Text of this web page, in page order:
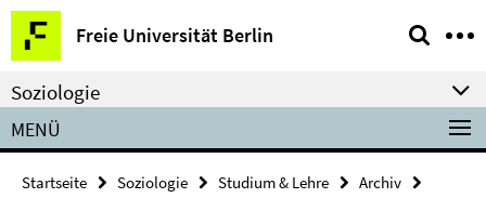
Springe
direkt
zu
Inhalt
Freie Universität Berlin
Service-
Navigation
Soziologie
MENÜ
Startseite Soziologie Studium & Lehre
Archiv